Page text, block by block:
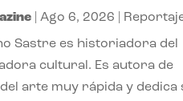
| Ago 6, 2026
Sastre es historiadora del
cultural. Es autora de
arte muy rápida y dedica